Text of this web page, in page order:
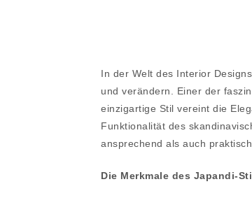
In der Welt des Interior
und verändern. Einer der
einzigartige Stil vereint die
Funktionalität des
ansprechend als auch praktisch
Die Merkmale des Japandi-